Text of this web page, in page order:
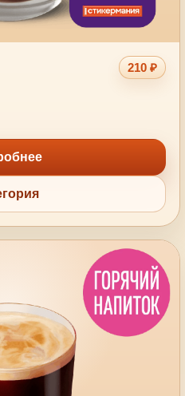
210 ₽